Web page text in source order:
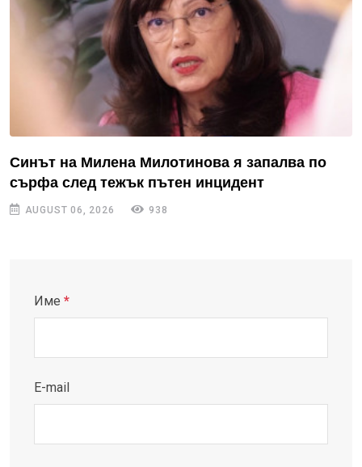
Синът на Милена Милотинова я запалва по
сърфа след тежък пътен инцидент
AUGUST 06, 2026 938
Име *
E-mail